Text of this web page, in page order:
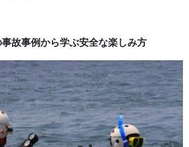
故事例から学ぶ安全な楽しみ方